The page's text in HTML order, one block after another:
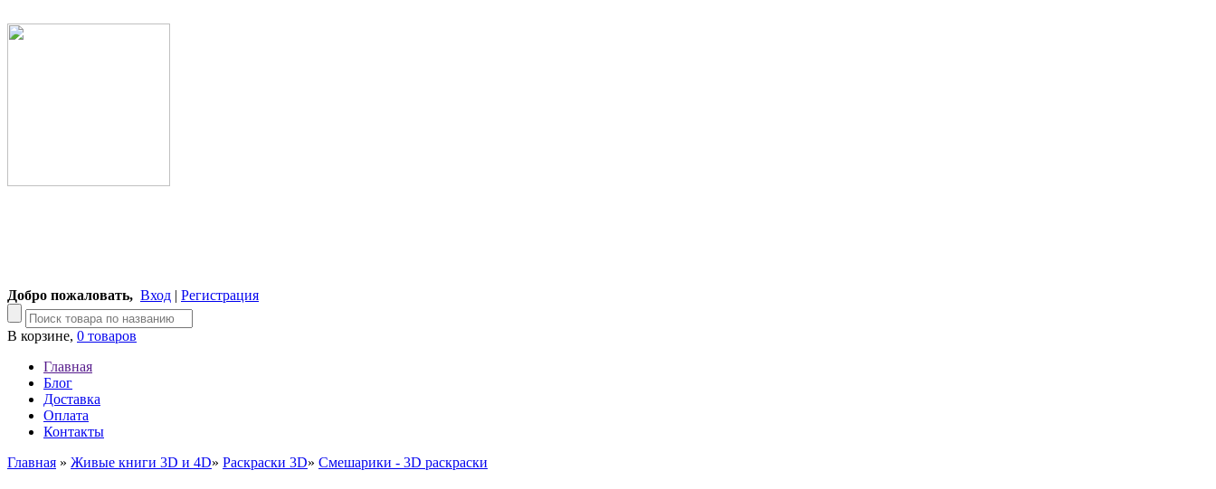
Добро пожаловать, Вход | Регистрация
В корзине, 0 товаров
Главная
Блог
Доставка
Оплата
Контакты
Главная » Живые книги 3D и 4D» Раскраски 3D» Смешарики - 3D раскраски